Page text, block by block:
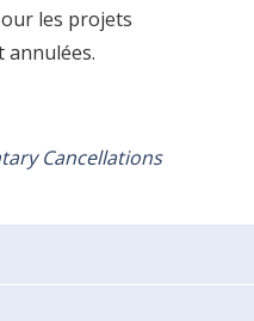
les projets
annulées.
Cancellations